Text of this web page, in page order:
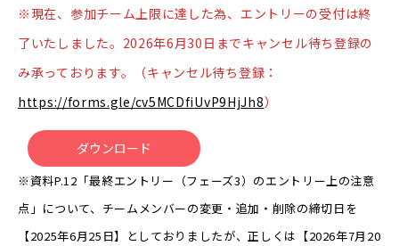
※現在、参加チーム上限に達した為、エントリーの受付は終
了いたしました。2026年6月30日までキャンセル待ち登録の
み承っております。（キャンセル待ち登録：
https://forms.gle/cv5MCDfiUvP9HjJh8）
ダウンロード
※資料P.12「最終エントリー（フェーズ3）のエントリー上の注意
点」について、チームメンバーの変更・追加・削除の締切日を
【2025年6月25日】としておりましたが、正しくは【2026年7月20